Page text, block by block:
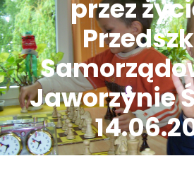
przez
Jaworzynie